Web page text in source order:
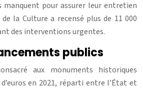
manquent pour assurer leur entretien
la Culture a recensé plus de 11 000
des interventions urgentes.
publics
aux monuments historiques
en 2021, réparti entre l’État et